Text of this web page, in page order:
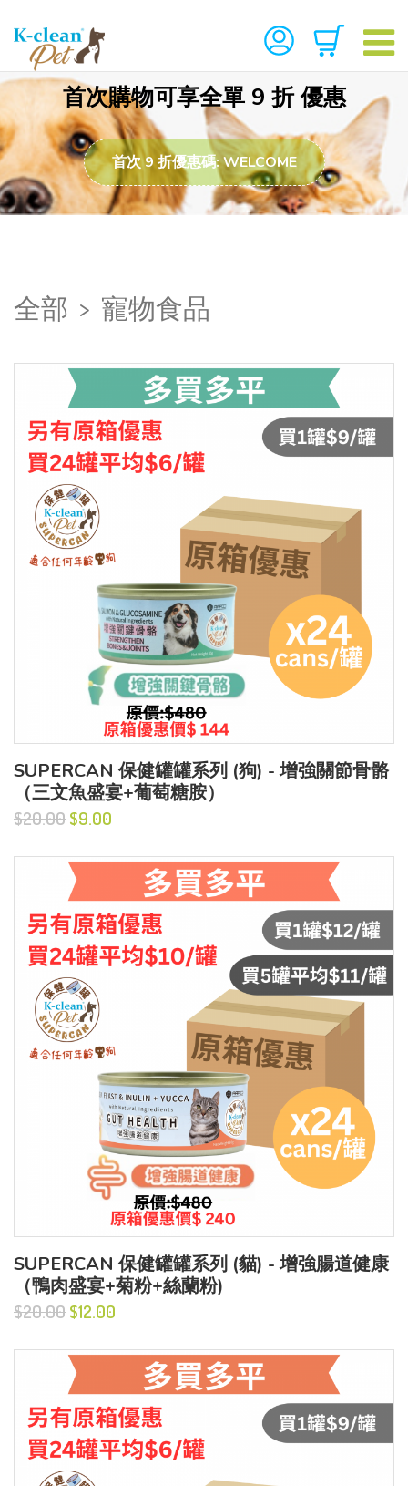
首次購物可享全單 9 折 優惠
首次 9 折優惠碼: WELCOME
全部 > 寵物食品
SUPERCAN 保健罐罐系列 (狗) - 增強關節骨骼
（三文魚盛宴+葡萄糖胺）
$20.00 $9.00
SUPERCAN 保健罐罐系列 (貓) - 增強腸道健康
（鴨肉盛宴+菊粉+絲蘭粉)
$20.00 $12.00